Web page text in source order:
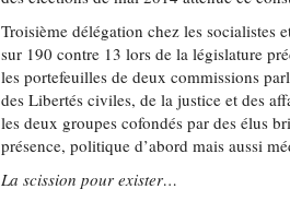
Troisième délégation chez les socialistes
sur 190 contre 13 lors de la législature
les portefeuilles de deux commissions
des Libertés civiles, de la justice et des
les deux groupes cofondés par des élus
présence, politique d’abord mais aussi
La scission pour exister…